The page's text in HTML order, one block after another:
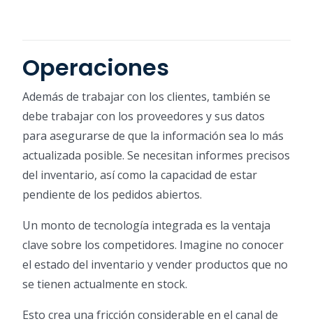
Operaciones
Además de trabajar con los clientes, también se
debe trabajar con los proveedores y sus datos
para asegurarse de que la información sea lo más
actualizada posible. Se necesitan informes precisos
del inventario, así como la capacidad de estar
pendiente de los pedidos abiertos.
Un monto de tecnología integrada es la ventaja
clave sobre los competidores. Imagine no conocer
el estado del inventario y vender productos que no
se tienen actualmente en stock.
Esto crea una fricción considerable en el canal de